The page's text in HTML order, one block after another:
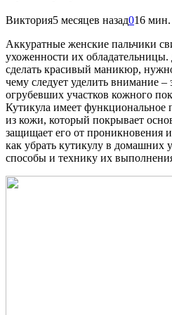
Виктория5 месяцев назад016 мин.
Аккуратные женские пальчики
ухоженности их
сделать красивый маникюр,
чему следует уделить внимание –
огрубевших участков кожного
Кутикула имеет функциональное
из кожи, который покрывает
защищает его от проникновения
как убрать кутикулу в домашних
способы и технику их